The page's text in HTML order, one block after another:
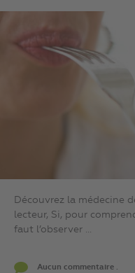
Découvrez la médecine
lecteur, Si, pour
faut l’observer ...
Aucun commentaire .